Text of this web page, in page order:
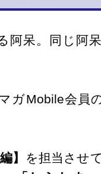
阿呆。同じ阿
ガMobile会員
】
を担当させ